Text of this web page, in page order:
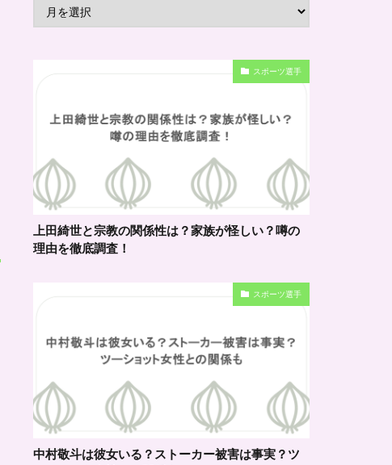
スポーツ選手
上田綺世と宗教の関係性は？家族が怪しい？噂の
理由を徹底調査！
スポーツ選手
中村敬斗は彼女いる？ストーカー被害は事実？ツ